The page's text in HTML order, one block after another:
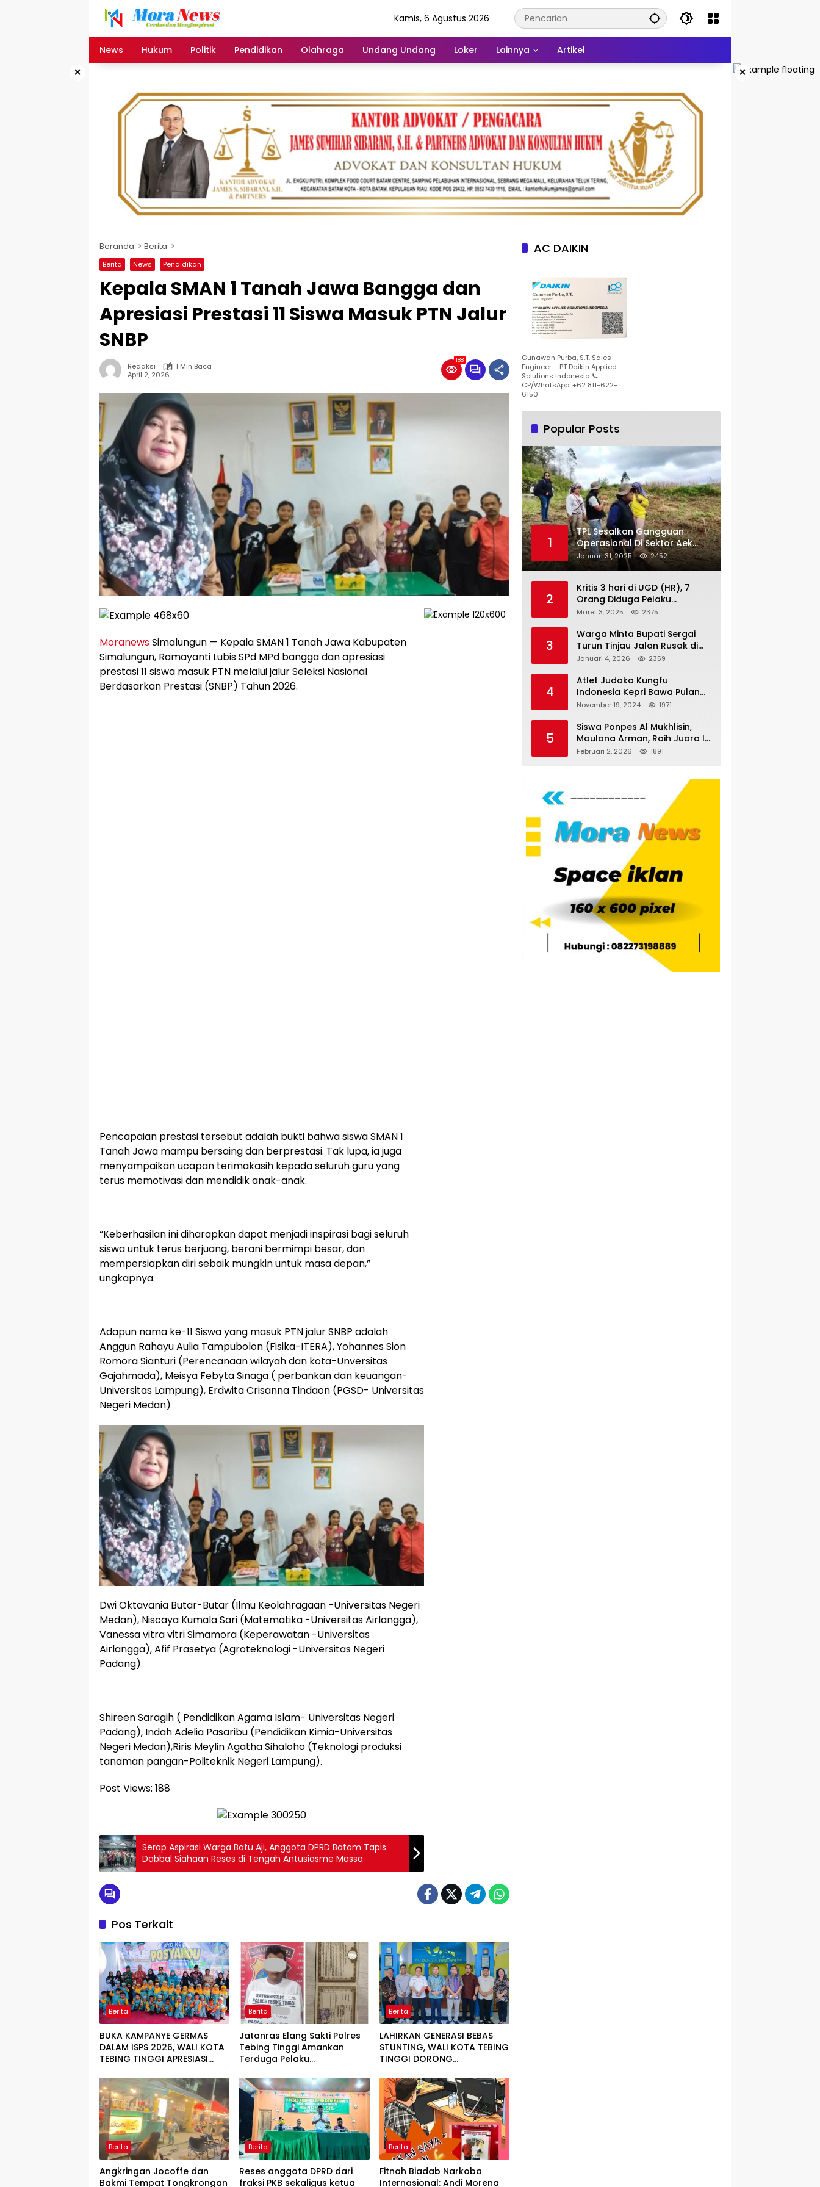
Kamis, 6 Agustus 2026
News Hukum Politik Pendidikan Olahraga Undang Undang Loker Lainnya Artikel
× ×
Beranda Berita
Berita News Pendidikan
Kepala SMAN 1 Tanah Jawa Bangga dan
Apresiasi Prestasi 11 Siswa Masuk PTN Jalur
SNBP
Redaksi
1 Min Baca
April 2, 2026
188
MoranewsSimalungun — Kepala SMAN 1 Tanah Jawa Kabupaten
Simalungun, Ramayanti Lubis SPd MPd bangga dan apresiasi
prestasi 11 siswa masuk PTN melalui jalur Seleksi Nasional
Berdasarkan Prestasi (SNBP) Tahun 2026.
Pencapaian prestasi tersebut adalah bukti bahwa siswa SMAN 1
Tanah Jawa mampu bersaing dan berprestasi. Tak lupa, ia juga
menyampaikan ucapan terimakasih kepada seluruh guru yang
terus memotivasi dan mendidik anak-anak.
“Keberhasilan ini diharapkan dapat menjadi inspirasi bagi seluruh
siswa untuk terus berjuang, berani bermimpi besar, dan
mempersiapkan diri sebaik mungkin untuk masa depan,”
ungkapnya.
Adapun nama ke-11 Siswa yang masuk PTN jalur SNBP adalah
Anggun Rahayu Aulia Tampubolon (Fisika-ITERA), Yohannes Sion
Romora Sianturi (Perencanaan wilayah dan kota-Unversitas
Gajahmada), Meisya Febyta Sinaga ( perbankan dan keuangan-
Universitas Lampung), Erdwita Crisanna Tindaon (PGSD- Universitas
Negeri Medan)
Dwi Oktavania Butar-Butar (Ilmu Keolahragaan -Universitas Negeri
Medan), Niscaya Kumala Sari (Matematika -Universitas Airlangga),
Vanessa vitra vitri Simamora (Keperawatan -Universitas
Airlangga), Afif Prasetya (Agroteknologi -Universitas Negeri
Padang).
Shireen Saragih ( Pendidikan Agama Islam- Universitas Negeri
Padang), Indah Adelia Pasaribu (Pendidikan Kimia-Universitas
Negeri Medan),Riris Meylin Agatha Sihaloho (Teknologi produksi
tanaman pangan-Politeknik Negeri Lampung).
Post Views: 188
Serap Aspirasi Warga Batu Aji, Anggota DPRD Batam Tapis
Dabbal Siahaan Reses di Tengah Antusiasme Massa
Pos Terkait
Berita
BUKA KAMPANYE GERMAS
DALAM ISPS 2026, WALI KOTA
TEBING TINGGI APRESIASI
Berita
Jatanras Elang Sakti Polres
Tebing Tinggi Amankan
Terduga Pelaku
Berita
LAHIRKAN GENERASI BEBAS
STUNTING, WALI KOTA TEBING
TINGGI DORONG
Berita
Angkringan Jocoffe dan
Bakmi Tempat Tongkrongan
Berita
Reses anggota DPRD dari
fraksi PKB sekaligus ketua
Berita
Fitnah Biadab Narkoba
Internasional: Andi Morena
AC DAIKIN
Gunawan Purba, S.T. Sales
Engineer – PT Daikin Applied
Solutions Indonesia 📞
CP/WhatsApp: +62 811-622-
6150
Popular Posts
1
TPL Sesalkan Gangguan
Operasional Di Sektor Aek
Nauli
Januari 31, 2025 2452
2
Kritis 3 hari di UGD (HR), 7
Orang Diduga Pelaku
Pengeroyokan di Lift KTV
Kantor Hukum JAP
Pertanyakan Kinerja Polresta
Tanjungpinang
Maret 3, 2025 2375
3
Warga Minta Bupati Sergai
Turun Tinjau Jalan Rusak di
Dusun 4 Desa Sei Periuk
Januari 4, 2026 2359
4
Atlet Judoka Kungfu
Indonesia Kepri Bawa Pulang
11 Medali Pra Fornas bogor, 3
November 19, 2024 1971
5
Siswa Ponpes Al Mukhlisin,
Maulana Arman, Raih Juara I
Taekwondo Junior Putra di
Februari 2, 2026 1891